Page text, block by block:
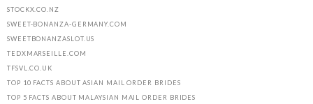
STOCKX.CO.NZ
SWEET-BONANZA-GERMANY.COM
SWEETBONANZASLOT.US
TEDXMARSEILLE.COM
TFSVL.CO.UK
TOP 10 FACTS ABOUT ASIAN MAIL ORDER BRIDES
TOP 5 FACTS ABOUT MALAYSIAN MAIL ORDER BRIDES